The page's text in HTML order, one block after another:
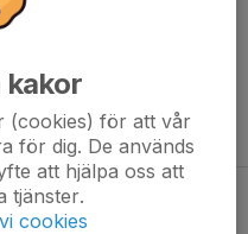
kakor
(cookies) för att vår
för dig. De används
att hjälpa oss att
tjänster.
cookies